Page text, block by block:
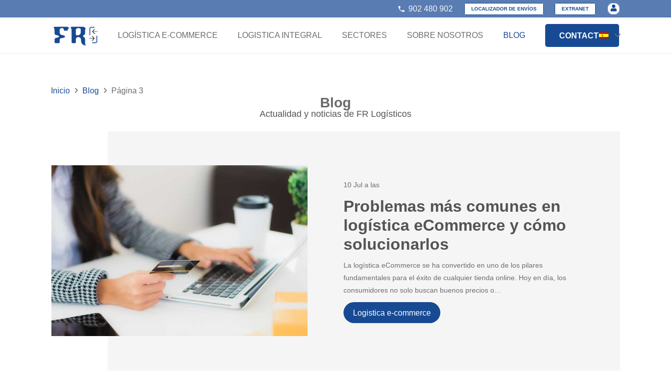
phone 902 480 902 LOCALIZADOR DE ENVÍOS EXTRANET
LOGÍSTICA E-COMMERCE LOGISTICA INTEGRAL SECTORES SOBRE NOSOTROS BLOG CONTACTO
Inicio Blog Página 3
Blog
Actualidad y noticias de FR Logísticos
10 Jul a las
Problemas más comunes en
logística eCommerce y cómo
solucionarlos
La logística eCommerce se ha convertido en uno de los pilares
fundamentales para el éxito de cualquier tienda online. Hoy en día, los
consumidores no solo buscan buenos precios o…
Logistica e-commerce